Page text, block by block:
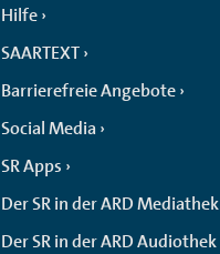
Hilfe
SAARTEXT
Barrierefreie Angebote
Social Media
SR Apps
Der SR in der ARD Mediathek
Der SR in der ARD Audiothek